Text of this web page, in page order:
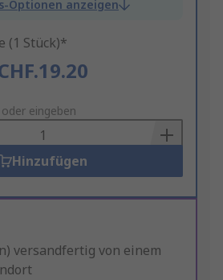
Optionen anzeigen
(1 Stück)*
eingeben
Hinzufügen
versandfertig von einem